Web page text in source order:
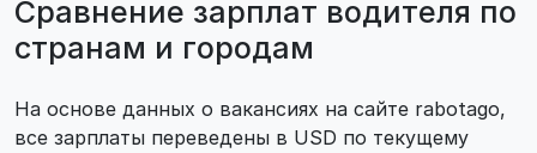
Сравнение зарплат водителя по
странам и городам
На основе данных о вакансиях на сайте rabotago,
все зарплаты переведены в USD по текущему